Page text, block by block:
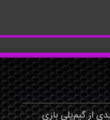
از گیم‌پلی بازی